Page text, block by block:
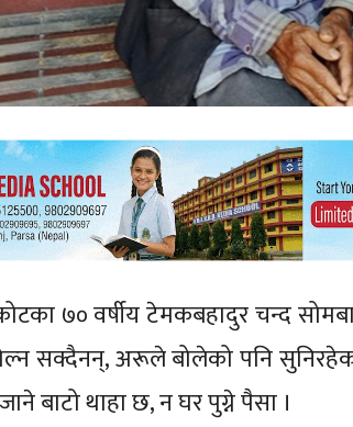
७० वर्षीय टेमकबहादुर चन्द
बोल्न सक्दैनन्, अरूले बोलेको पनि
बाटो थाहा छ, न घर पुग्ने पैसा ।